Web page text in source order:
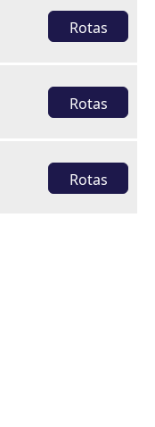
Rotas
Rotas
Rotas